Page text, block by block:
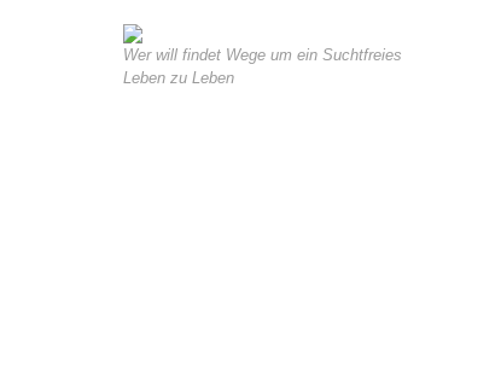
Wer will findet Wege um ein Suchtfreies
Leben zu Leben